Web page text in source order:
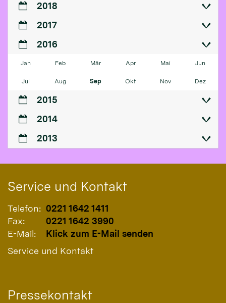
2018
2017
2016
Jan Feb Mär Apr Mai Jun
Jul Aug Sep Okt Nov Dez
2015
2014
2013
Service und Kontakt
Telefon: 0221 1642 1411
Fax:
0221 1642 3990
E-Mail:
Klick zum E-Mail senden
Service und Kontakt
Pressekontakt